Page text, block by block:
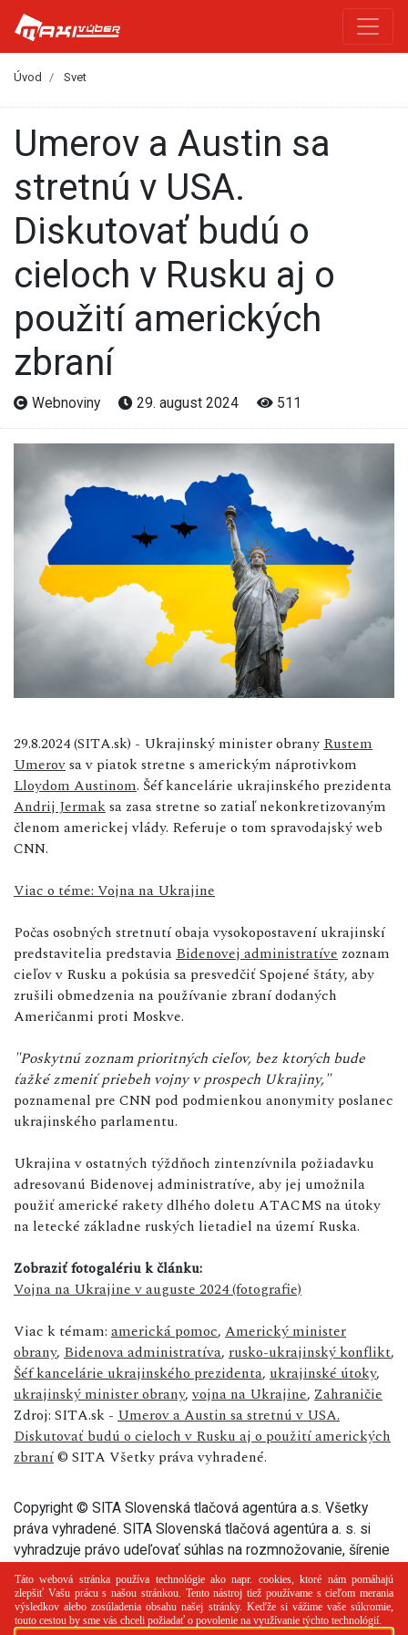
Úvod Svet
Umerov a Austin sa
stretnú v USA.
Diskutovať budú o
cieloch v Rusku aj o
použití amerických
zbraní
Webnoviny 29. august 2024 511
29.8.2024 (SITA.sk) - Ukrajinský minister obrany Rustem
Umerovsa v piatok stretne s americkým náprotivkom
Lloydom Austinom. Šéf kancelárie ukrajinského prezidenta
Andrij Jermaksa zasa stretne so zatiaľ nekonkretizovaným
členom americkej vlády. Referuje o tom spravodajský web
CNN.
Viac o téme: Vojna na Ukrajine
Počas osobných stretnutí obaja vysokopostavení ukrajinskí
predstavitelia predstavia Bidenovej administratíve zoznam
cieľov v Rusku a pokúsia sa presvedčiť Spojené štáty, aby
zrušili obmedzenia na používanie zbraní dodaných
Američanmi proti Moskve.
"Poskytnú zoznam prioritných cieľov, bez ktorých bude
ťažké zmeniť priebeh vojny v prospech Ukrajiny,"
poznamenal pre CNN pod podmienkou anonymity poslanec
ukrajinského parlamentu.
Ukrajina v ostatných týždňoch zintenzívnila požiadavku
adresovanú Bidenovej administratíve, aby jej umožnila
použiť americké rakety dlhého doletu ATACMS na útoky
na letecké základne ruských lietadiel na území Ruska.
Zobraziť fotogalériu k článku:
Vojna na Ukrajine v auguste 2024 (fotografie)
Viac k témam: americká pomoc, Americký minister
obrany, Bidenova administratíva, rusko-ukrajinský konflikt,
Šéf kancelárie ukrajinského prezidenta, ukrajinské útoky,
ukrajinský minister obrany,vojna na Ukrajine, Zahraničie
Zdroj: SITA.sk - Umerov a Austin sa stretnú v USA.
Diskutovať budú o cieloch v Rusku aj o použití amerických
zbraní© SITA Všetky práva vyhradené.
Copyright © SITA Slovenská tlačová agentúra a.s. Všetky
práva vyhradené. SITA Slovenská tlačová agentúra a. s. si
vyhradzuje právo udeľovať súhlas na rozmnožovanie, šírenie